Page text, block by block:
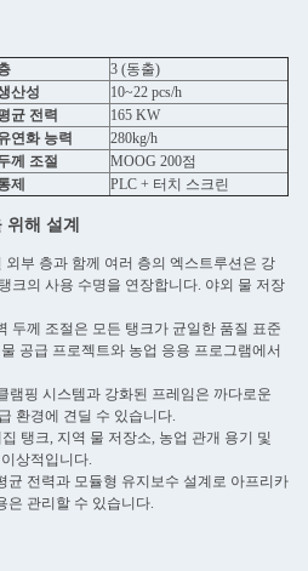
3 (동출)
산성
10~22 pcs/h
균 전력
165 KW
연화 능력
280kg/h
께 조절
MOOG 200점
제 PLC + 터치 스크린
해 설계
외부 층과 함께 여러 층의 엑스트루션은 강
크의 사용 수명을 연장합니다. 야외 물 저장
두께 조절은 모든 탱크가 균일한 품질 표준
공급 프로젝트와 농업 응용 프로그램에서
램핑 시스템과 강화된 프레임은 까다로운
환경에 견딜 수 있습니다.
탱크, 지역 물 저장소, 농업 관개 용기 및
상적입니다.
균 전력과 모듈형 유지보수 설계로 아프리카
은 관리할 수 있습니다.